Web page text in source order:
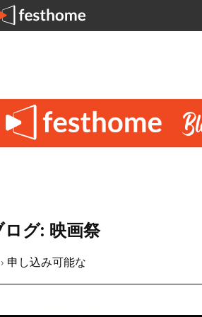
ログ: 映画祭
› 申し込み可能な